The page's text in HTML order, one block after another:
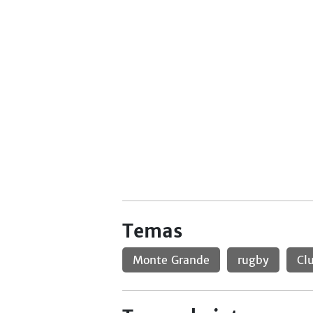
Temas
Monte Grande rugby